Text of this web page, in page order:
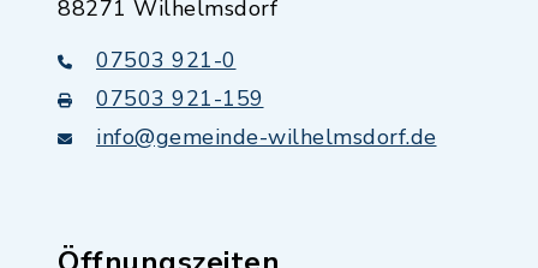
88271 Wilhelmsdorf
07503 921-0
07503 921-159
info@gemeinde-wilhelmsdorf.de